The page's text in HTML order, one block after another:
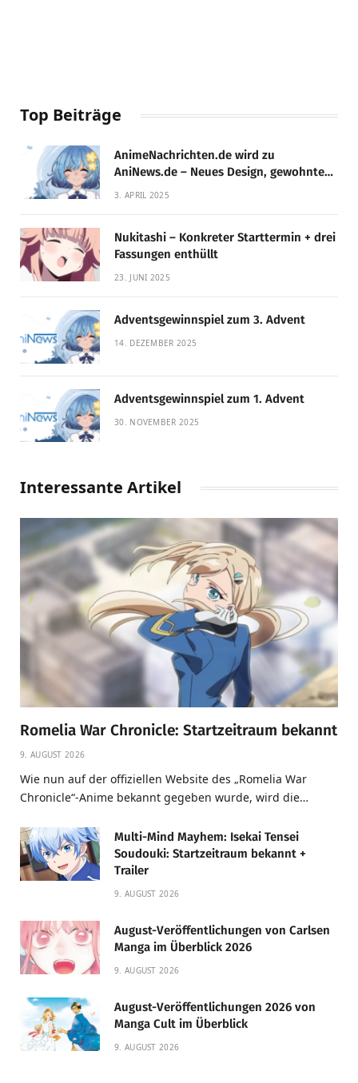
Top Beiträge
AnimeNachrichten.de wird zu
AniNews.de – Neues Design, gewohnte
Qualität!
3. APRIL 2025
Nukitashi – Konkreter Starttermin + drei
Fassungen enthüllt
23. JUNI 2025
Adventsgewinnspiel zum 3. Advent
14. DEZEMBER 2025
Adventsgewinnspiel zum 1. Advent
30. NOVEMBER 2025
Interessante Artikel
Romelia War Chronicle: Startzeitraum bekannt
9. AUGUST 2026
Wie nun auf der offiziellen Website des „Romelia War
Chronicle“-Anime bekannt gegeben wurde, wird die…
Multi-Mind Mayhem: Isekai Tensei
Soudouki: Startzeitraum bekannt +
Trailer
9. AUGUST 2026
August-Veröffentlichungen von Carlsen
Manga im Überblick 2026
9. AUGUST 2026
August-Veröffentlichungen 2026 von
Manga Cult im Überblick
9. AUGUST 2026